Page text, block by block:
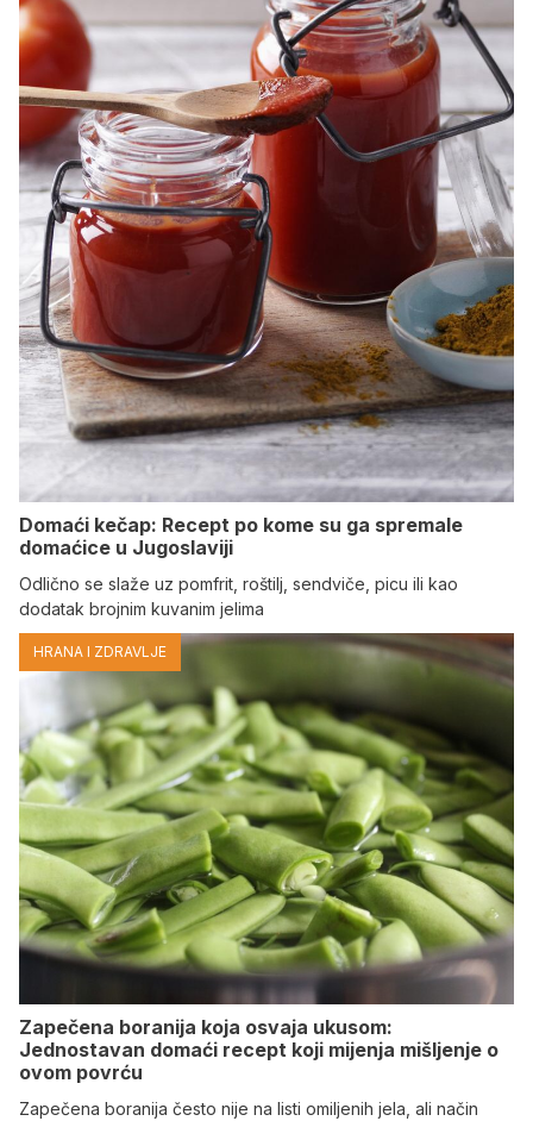
Domaći kečap: Recept po kome su ga spremale
domaćice u Jugoslaviji
Odlično se slaže uz pomfrit, roštilj, sendviče, picu ili kao
dodatak brojnim kuvanim jelima
HRANA I ZDRAVLJE
Zapečena boranija koja osvaja ukusom:
Jednostavan domaći recept koji mijenja mišljenje o
ovom povrću
Zapečena boranija često nije na listi omiljenih jela, ali način